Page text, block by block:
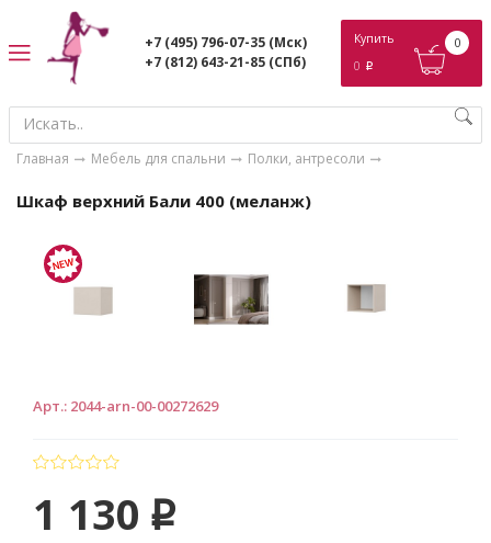
+7 (495) 796-07-35 (Мск)
+7 (812) 643-21-85 (СПб)
Купить
0 p
0
Главная Мебель для спальни Полки, антресоли
Шкаф верхний Бали 400 (меланж)
Арт.: 2044-arn-00-00272629
1 130 p